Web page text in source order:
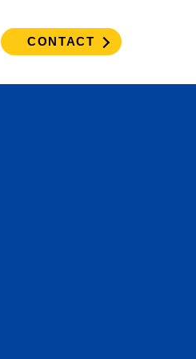
CONTACT